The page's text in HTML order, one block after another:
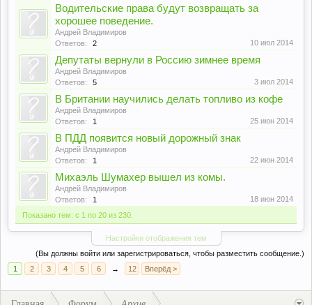
Водительские права будут возвращать за
хорошее поведение.
Андрей Владимиров
Ответов:
2 10 июл 2014
Депутаты вернули в Россию зимнее время
Андрей Владимиров
Ответов:
5 3 июл 2014
В Британии научились делать топливо из кофе
Андрей Владимиров
Ответов:
1 25 июн 2014
В ПДД появится новый дорожный знак
Андрей Владимиров
Ответов:
1 22 июн 2014
Михаэль Шумахер вышел из комы.
Андрей Владимиров
Ответов:
1
18 июн 2014
Показано тем: с 1 по 20 из 230.
Настройки отображения тем
(Вы должны войти или зарегистрироваться, чтобы разместить сообщение.)
1
2 3 4 5 6 → 12 Вперёд >